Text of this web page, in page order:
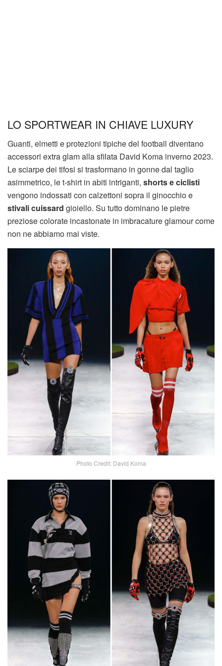
LO SPORTWEAR IN CHIAVE LUXURY
Guanti, elmetti e protezioni tipiche del football diventano
accessori extra glam alla sfilata David Koma inverno 2023.
Le sciarpe dei tifosi si trasformano in gonne dal taglio
asimmetrico, le t-shirt in abiti intriganti, shorts e ciclisti
vengono indossati con calzettoni sopra il ginocchio e
stivali cuissard gioiello. Su tutto dominano le pietre
preziose colorate incastonate in imbracature glamour come
non ne abbiamo mai viste.
Photo Credit: David Koma